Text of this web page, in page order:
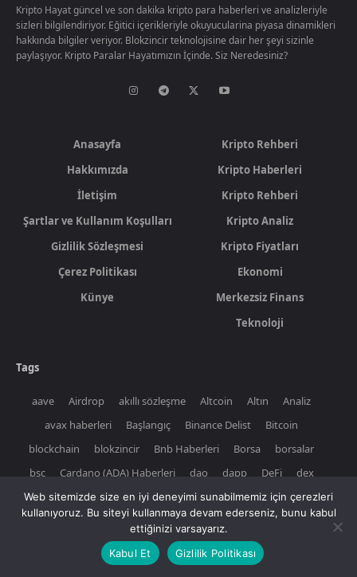
Kripto Hayat güncel ve son dakika kripto para haberleri ve analizleriyle
sizleri bilgilendiriyor. Eğitici içerikleriyle okuyucularina piyasa dinamikleri
hakkında bilgiler veriyor. Blokzincir teknolojisine dair her şeyi sizinle
paylaşıyor. Kripto Paralar Hayatımızın İçinde. Siz Neredesiniz?
Anasayfa
Hakkımızda
İletişim
Şartlar ve Kullanım Koşulları
Gizlilik Sözleşmesi
Çerez Politikası
Künye
Kripto Rehberi
Kripto Haberleri
Kripto Rehberi
Kripto Analiz
Kripto Fiyatları
Ekonomi
Merkezsiz Finans
Teknoloji
Tags
aave Airdrop akıllı sözleşme Altcoin Altın
Analiz
avax haberleri
Başlangıç Binance Delist
Bitcoin
blockchain
blokzincir Bnb Haberleri Borsa
borsalar
bsc
Cardano (ADA) Haberleri dao dapp DeFi
dex
dijital euro
dijital para dijital para birimi Dolar
ekonomi
ena coin haberleri
ETF Haberleri ethereum
euro
gamefi google
Güncel Airdrop Haberleri
haber hala altın alınır mı Hisse
Web sitemizde size en iyi deneyimi sunabilmemiz için çerezleri
kullanıyoruz. Bu siteyi kullanmaya devam ederseniz, bunu kabul
ettiğinizi varsayarız.
Kabul Et
Gizlilik Politikası